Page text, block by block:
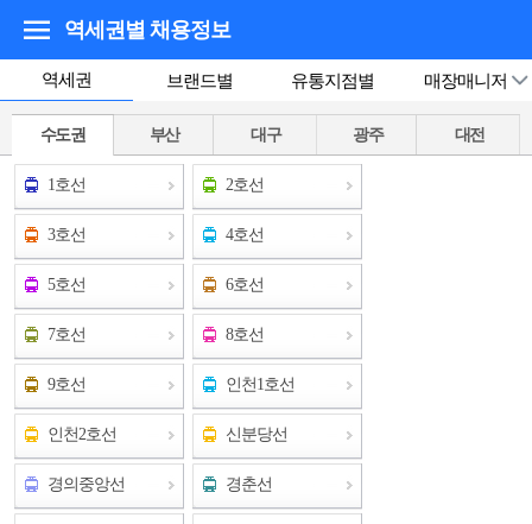
역세권별 채용정보
역세권 브랜드별 유통지점별 매장매니저
수도권 부산 대구 광주 대전
1호선 2호선
3호선 4호선
5호선 6호선
7호선 8호선
9호선 인천1호선
인천2호선 신분당선
경의중앙선 경춘선